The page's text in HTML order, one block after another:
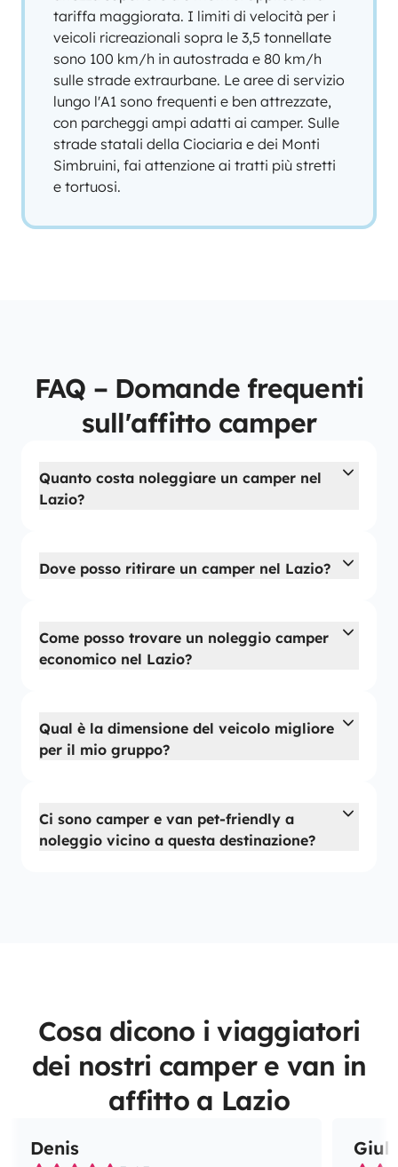
tariffa maggiorata. I limiti di velocità per i
veicoli ricreazionali sopra le 3,5 tonnellate
sono 100 km/h in autostrada e 80 km/h
sulle strade extraurbane. Le aree di servizio
lungo l'A1 sono frequenti e ben attrezzate,
con parcheggi ampi adatti ai camper. Sulle
strade statali della Ciociaria e dei Monti
Simbruini, fai attenzione ai tratti più stretti
e tortuosi.
FAQ – Domande frequenti
sull'affitto camper
Quanto costa noleggiare un camper nel
Lazio?
Dove posso ritirare un camper nel Lazio?
Come posso trovare un noleggio camper
economico nel Lazio?
Qual è la dimensione del veicolo migliore
per il mio gruppo?
Ci sono camper e van pet-friendly a
noleggio vicino a questa destinazione?
Cosa dicono i viaggiatori
dei nostri camper e van in
affitto a Lazio
Denis